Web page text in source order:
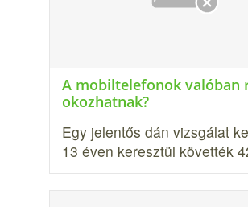
A mobiltelefonok valóban
okozhatnak?
Egy jelentős dán vizsgálat
13 éven keresztül követték